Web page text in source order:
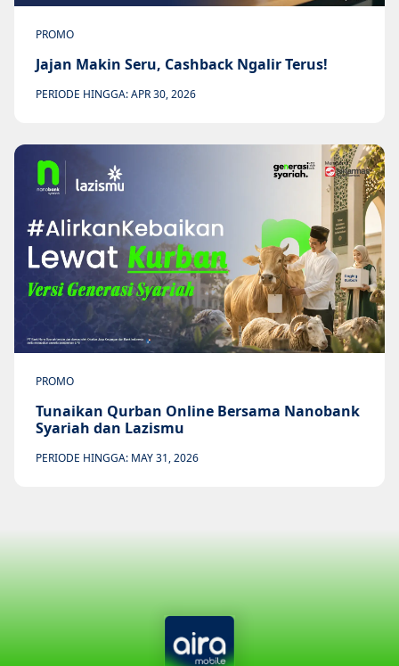
PROMO
Jajan Makin Seru, Cashback Ngalir Terus!
PERIODE HINGGA: APR 30, 2026
PROMO
Tunaikan Qurban Online Bersama Nanobank
Syariah dan Lazismu
PERIODE HINGGA: MAY 31, 2026